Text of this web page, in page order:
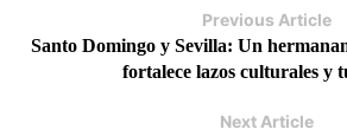
Previous Article
Santo Domingo y Sevilla: Un
fortalece lazos culturales y
Next Article